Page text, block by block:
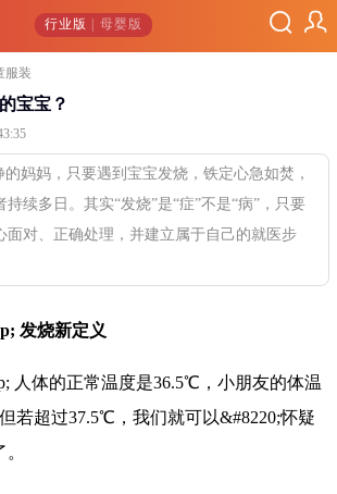
行业版 | 母婴版
服装
宝宝？
的妈妈，只要遇到宝宝发烧，铁定心急如焚，
续多日。其实“发烧”是“症”不是“病”，只要
面对、正确处理，并建立属于自己的就医步
发烧新定义
人体的正常温度是36.5℃，小朋友的体温
若超过37.5℃，我们就可以&#8220;怀疑